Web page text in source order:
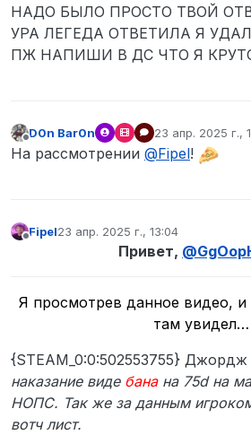
НАДО БЫЛО ПРОСТО ТВОЙ
УРА ЛЕГЕДА ОТВЕТИЛА Я
ПЖ НАПИШИ В ДС ЧТО Я
D0n Bar0n 23 апр. 2025 г.,
На рассмотрении @Fipel!
Fipel23 апр. 2025 г., 13:04
отредактировано
Привет, @
Я просмотрев данное видео, и
там увидел…
{STEAM_0:0:502553755}
наказание виде банана 75d на
НОПС. Так же за данным
вотч лист.